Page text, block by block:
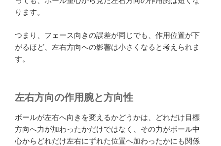
ります。
つまり、フェース向きの誤差が同じでも、作用位置が下
がるほど、左右方向への影響は小さくなると考えられま
す。
左右方向の作用腕と方向性
ボールが左右へ向きを変えるかどうかは、どれだけ目標
方向へ力が加わったかだけではなく、その力がボール中
心からどれだけ左右にずれた位置へ加わったかにも関係